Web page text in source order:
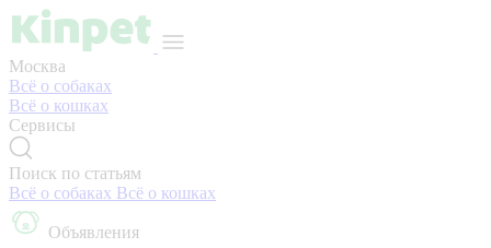
Москва
Всё о собаках
Всё о кошках
Сервисы
Поиск по статьям
Всё о собаках Всё о кошках
Объявления